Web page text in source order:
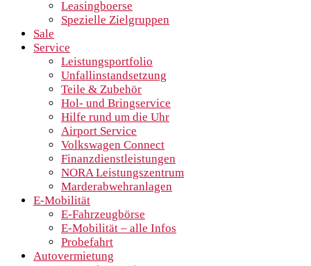
Leasingboerse
Spezielle Zielgruppen
Sale
Service
Leistungsportfolio
Unfallinstandsetzung
Teile & Zubehör
Hol- und Bringservice
Hilfe rund um die Uhr
Airport Service
Volkswagen Connect
Finanzdienstleistungen
NORA Leistungszentrum
Marderabwehranlagen
E-Mobilität
E-Fahrzeugbörse
E-Mobilität – alle Infos
Probefahrt
Autovermietung